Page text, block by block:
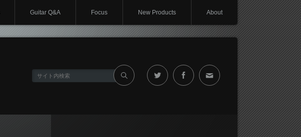
Guitar Q&A Focus New Products About
Twitter Facebook Contact